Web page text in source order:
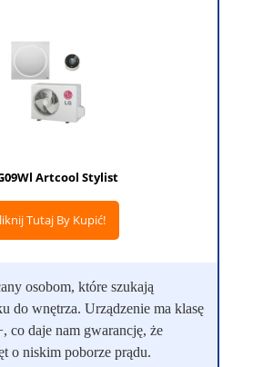
Artcool Stylist
Tutaj By Kupić!
osobom, które szukają
do wnętrza. Urządzenie ma klasę
co daje nam gwarancję, że
o niskim poborze prądu.